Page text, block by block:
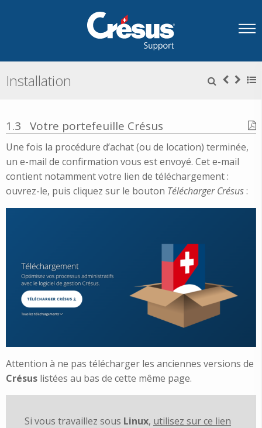
Installation
1.3 Votre portefeuille Crésus
Une fois la procédure d’achat (ou de location) terminée,
un e-mail de confirmation vous est envoyé. Cet e-mail
contient notamment votre lien de téléchargement :
ouvrez-le, puis cliquez sur le bouton Télécharger Crésus:
Attention à ne pas télécharger les anciennes versions de
Crésus listées au bas de cette même page.
Si vous travaillez sous Linux, utilisez sur ce lien